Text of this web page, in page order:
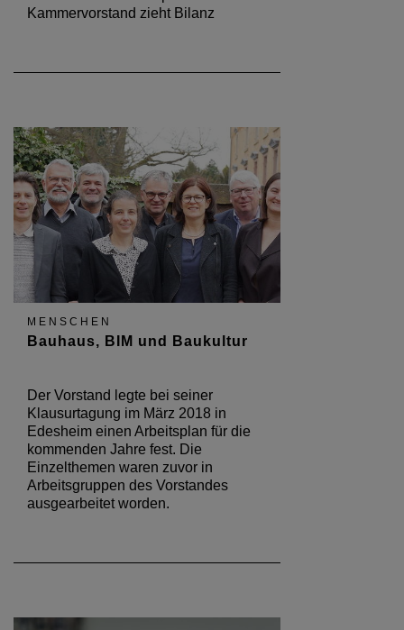
Kammervorstand zieht Bilanz
MENSCHEN
Bauhaus, BIM und Baukultur
Der Vorstand legte bei seiner
Klausurtagung im März 2018 in
Edesheim einen Arbeitsplan für die
kommenden Jahre fest. Die
Einzelthemen waren zuvor in
Arbeitsgruppen des Vorstandes
ausgearbeitet worden.